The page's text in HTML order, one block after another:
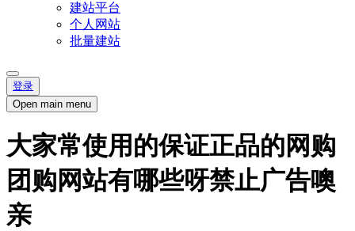
建站平台
个人网站
批量建站
登录
Open main menu
大家常使用的保证正品的网购
团购网站有哪些呀禁止广告噢
亲